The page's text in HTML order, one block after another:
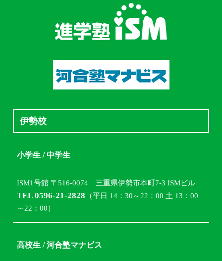
伊勢校
小学生 / 中学生
ISM1号館 〒516-0074 三重県伊勢市本町7-3 ISMビル
TEL 0596-21-2828 （平日 14：30～22：00 土 13：00
～22：00）
高校生 / 河合塾マナビス